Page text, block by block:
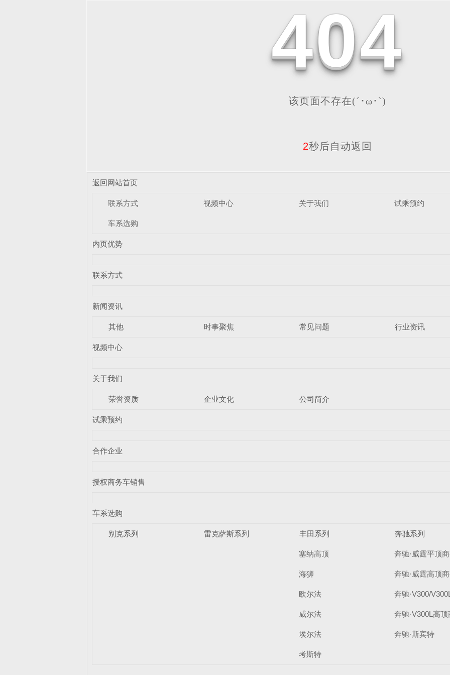
404
该页面不存在(´･ω･`)
2秒后自动返回
返回网站首页
联系方式 视频中心 关于我们 试乘预约
车系选购
内页优势
联系方式
新闻资讯
其他 时事聚焦 常见问题 行业资讯
视频中心
关于我们
荣誉资质 企业文化 公司简介
试乘预约
合作企业
授权商务车销售
车系选购
别克系列 雷克萨斯系列 丰田系列
塞纳高顶
海狮
欧尔法
威尔法
埃尔法
考斯特
奔驰系列
奔驰·威霆平顶
奔驰·威霆高顶
奔驰·V300/
奔驰·V300L高
奔驰·斯宾特